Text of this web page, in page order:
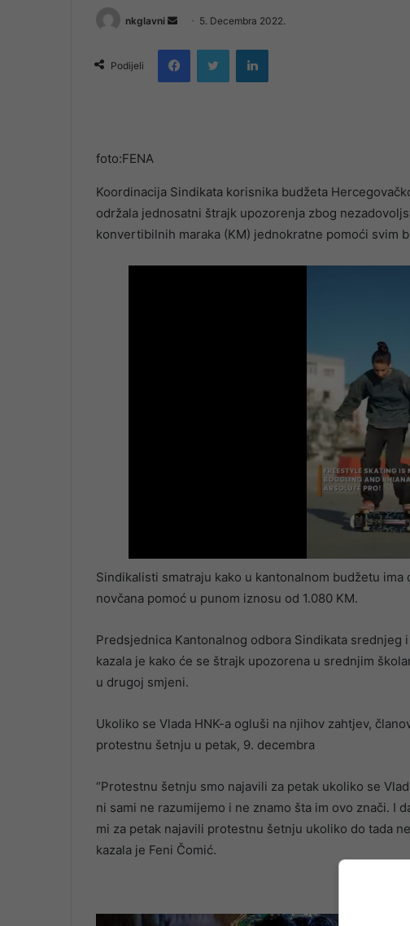
nkglavni
Send
email
5. Decembra 2022.
Podijeli
FacebookTwitter LinkedIn
foto:FENA
Koordinacija Sindikata korisnika budžeta
održala jednosatni štrajk upozorenja zbog
konvertibilnih maraka (KM) jednokratne pomoći svim
Sindikalisti smatraju kako u kantonalnom budžetu
novčana pomoć u punom iznosu od 1.080 KM.
Predsjednica Kantonalnog odbora Sindikata srednjeg
kazala je kako će se štrajk upozorena u srednjim
u drugoj smjeni.
Ukoliko se Vlada HNK-a ogluši na njihov zahtjev,
protestnu šetnju u petak, 9. decembra
“Protestnu šetnju smo najavili za petak ukoliko se
ni sami ne razumijemo i ne znamo šta im ovo znači. I
mi za petak najavili protestnu šetnju ukoliko do tada
kazala je Feni Čomić.